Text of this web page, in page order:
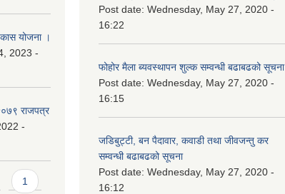
योजना ।
2023 -
राजपत्र
-
1
Post date: Wednesday, May 27, 2020 -
16:22
फोहोर मैला ब्यवस्थापन शुल्क सम्वन्धी बढाबढको सूचना
Post date: Wednesday, May 27, 2020 -
16:15
जडिबुट्टी, बन पैदावार, कवाडी तथा जीवजन्तु कर
सम्वन्धी बढाबढको सूचना
Post date: Wednesday, May 27, 2020 -
16:12